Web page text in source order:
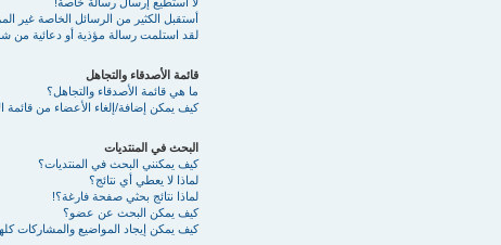
أستقبل الكثير من الرسائل الخاصة غير
لقد استلمت رسالة مؤذية أو دعائية من
قائمة الأصدقاء والتجاهل
ما هي قائمة الأصدقاء والتجاهل؟
كيف يمكن إضافة/إلغاء الأعضاء من قائمة
البحث في المنتديات
كيف يمكنني البحث في المنتديات؟
لماذا لا يعطي أي نتائج؟
لماذا نتائج بحثي صفحة فارغة؟!
كيف يمكن البحث عن عضو؟
كيف يمكن إيجاد المواضيع والمشاركات